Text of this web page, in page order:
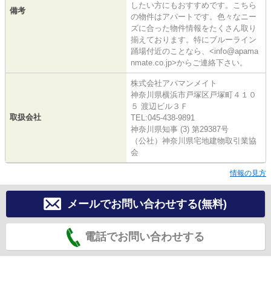
備考
したい方にもおすすめです。こちら
の物件はアパートです。色々なニー
ズに合った物件情報をたくさん取り
揃えております。特にブルーライン
踊場付近のことなら、<info@apama
nmate.co.jp>からご連絡下さい。
取扱会社
株式会社アパマンメイト
神奈川県横浜市戸塚区戸塚町４１０
５ 渡辺ビル３Ｆ
TEL:045-438-9891
神奈川県知事 (3) 第29387号
（公社）神奈川県宅地建物取引業協
会
情報の見方
メールでお問い合わせする(無料)
電話でお問い合わせする